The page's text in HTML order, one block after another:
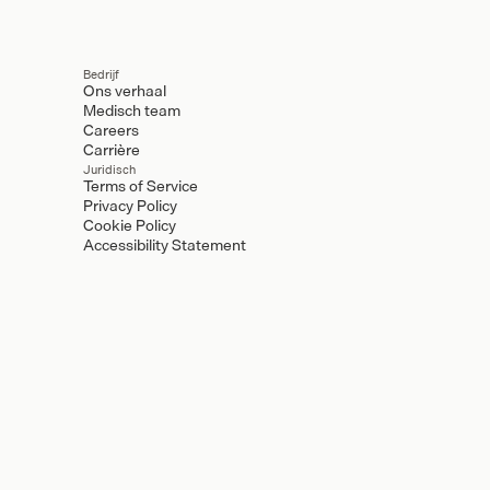
Bedrijf
Ons verhaal
Medisch team
Careers
Carrière
Juridisch
Terms of Service
Privacy Policy
Cookie Policy
Accessibility Statement